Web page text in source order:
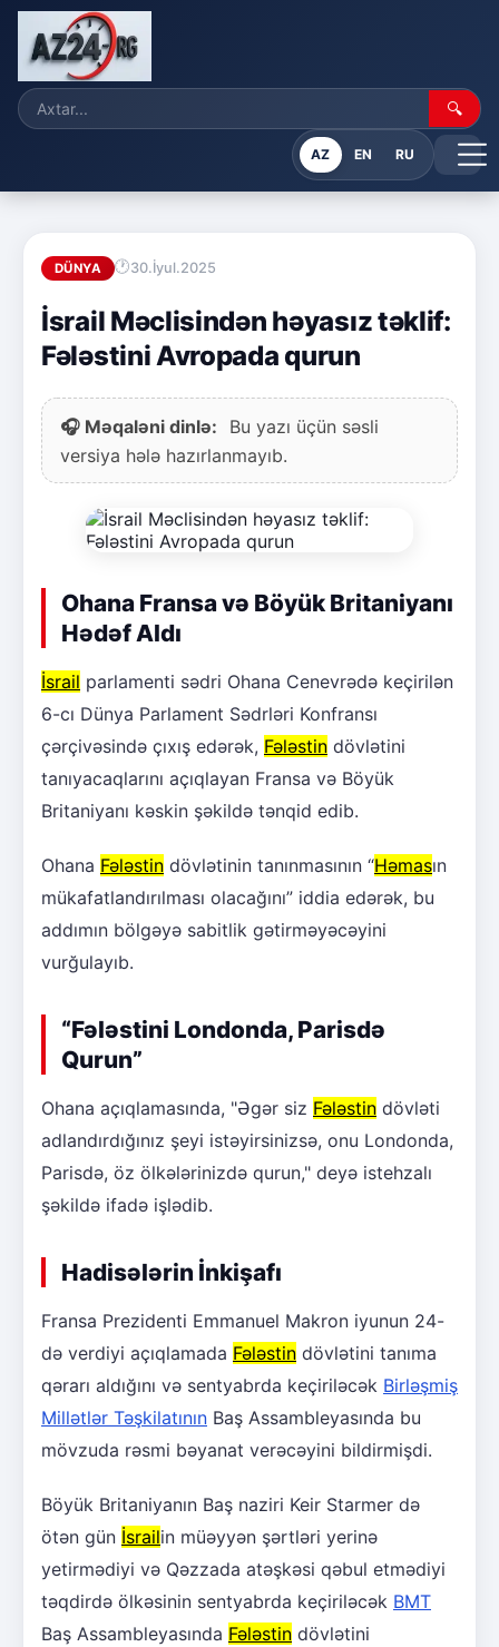
🔍
AZ EN RU
DÜNYA 30.İyul.2025
İsrail Məclisindən həyasız təklif:
Fələstini Avropada qurun
🎧 Məqaləni dinlə:
Bu yazı üçün səsli
versiya hələ hazırlanmayıb.
Ohana Fransa və Böyük Britaniyanı
Hədəf Aldı
İsrail parlamenti sədri Ohana Cenevrədə keçirilən
6-cı Dünya Parlament Sədrləri Konfransı
çərçivəsində çıxış edərək, Fələstin dövlətini
tanıyacaqlarını açıqlayan Fransa və Böyük
Britaniyanı kəskin şəkildə tənqid edib.
Ohana Fələstin dövlətinin tanınmasının “Həmasın
mükafatlandırılması olacağını” iddia edərək, bu
addımın bölgəyə sabitlik gətirməyəcəyini
vurğulayıb.
“Fələstini Londonda, Parisdə
Qurun”
Ohana açıqlamasında, "Əgər siz Fələstin dövləti
adlandırdığınız şeyi istəyirsinizsə, onu Londonda,
Parisdə, öz ölkələrinizdə qurun," deyə istehzalı
şəkildə ifadə işlədib.
Hadisələrin İnkişafı
Fransa Prezidenti Emmanuel Makron iyunun 24-
də verdiyi açıqlamada Fələstin dövlətini tanıma
qərarı aldığını və sentyabrda keçiriləcək Birləşmiş
Millətlər Təşkilatının Baş Assambleyasında bu
mövzuda rəsmi bəyanat verəcəyini bildirmişdi.
Böyük Britaniyanın Baş naziri Keir Starmer də
ötən gün İsrailin müəyyən şərtləri yerinə
yetirmədiyi və Qəzzada atəşkəsi qəbul etmədiyi
təqdirdə ölkəsinin sentyabrda keçiriləcək BMT
Baş Assambleyasında Fələstin dövlətini